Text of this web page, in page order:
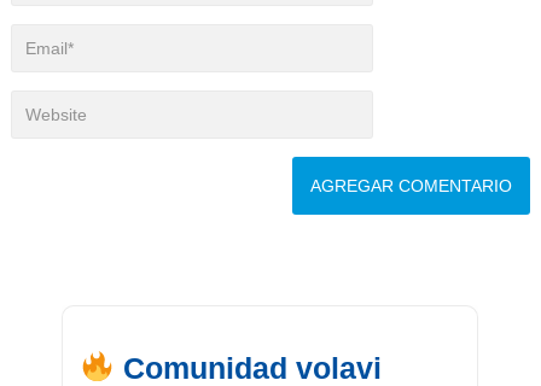
Comunidad volavi